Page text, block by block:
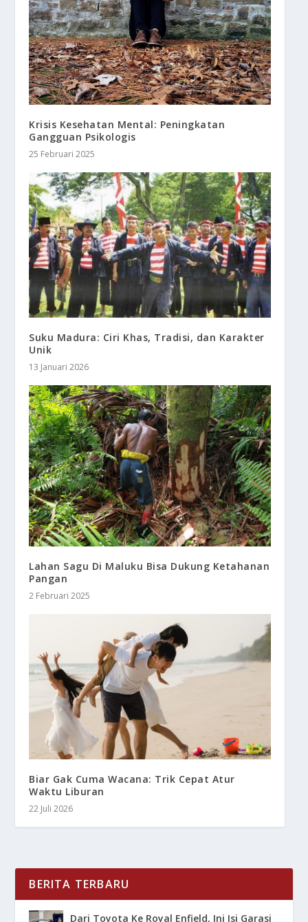
Krisis Kesehatan Mental: Peningkatan
Gangguan Psikologis
25 Februari 2025
Suku Madura: Ciri Khas, Tradisi, dan Karakter
Unik
13 Januari 2026
Lahan Sagu Di Maluku Bisa Dukung Ketahanan
Pangan
2 Februari 2025
Biar Gak Cuma Wacana: Trik Cepat Atur
Waktu Liburan
22 Juli 2026
BERITA TERBARU
Dari Toyota Ke Royal Enfield, Ini Isi Garasi